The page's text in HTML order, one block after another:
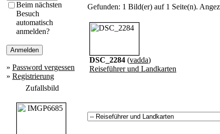
Beim nächsten
Besuch
automatisch
anmelden?
» Password vergessen
» Registrierung
Zufallsbild
Gefunden: 1 Bild(er) auf 1 Seite(n).
DSC_2284 (vadda)
Reiseführer und Landkarten